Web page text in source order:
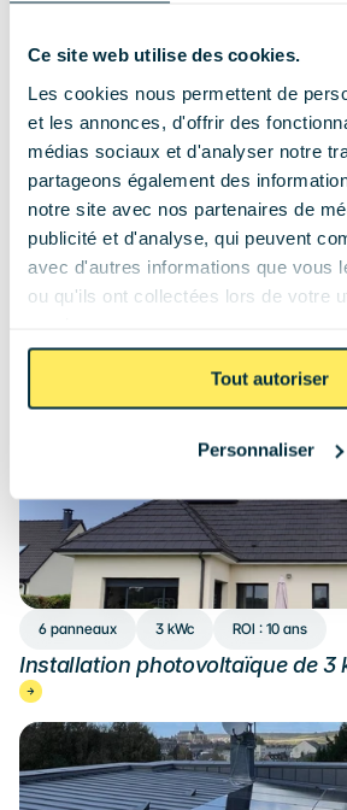
Ce site web utilise des cookies.
Les cookies nous permettent de
et les annonces, d'offrir des
médias sociaux et d'analyser notre
partageons également des
notre site avec nos partenaires de
publicité et d'analyse, qui peuvent
avec d'autres informations que vous
ou qu'ils ont collectées lors de votre
Tout autoriser
Personnaliser
posés, montant des économies
vous de nos clients et projetez
installation solaire.
Installation photovoltaïque de 9
6 panneaux 3 kWc ROI : 10 ans
Installation photovoltaïque de 3